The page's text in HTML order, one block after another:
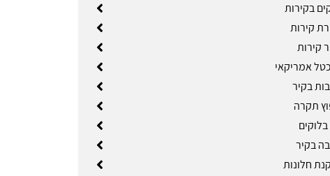
בקירות
קירות
קירות
אמריקאי
בקיר
תקרה
בקיר
חלונות